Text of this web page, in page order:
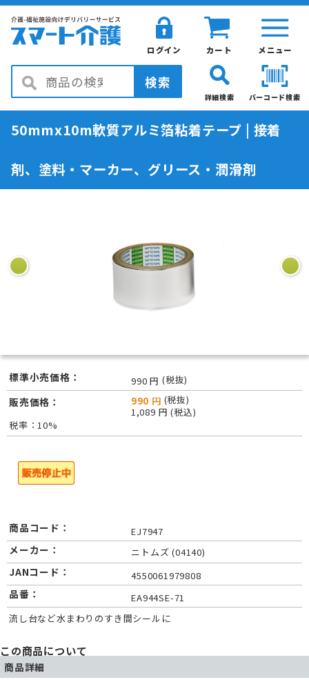
メニュー
カート
ログイン
検索
バーコード検索
詳細検索
50mmx10m軟質アルミ箔粘着テープ | 接着
剤、塗料・マーカー、グリース・潤滑剤
標準小売価格： 990 円 (税抜)
販売価格： 990 円 (税抜)
1,089 円 (税込)
税率：10%
商品コード： EJ7947
メーカー： ニトムズ (04140)
JANコード： 4550061979808
品番：
EA944SE-71
流し台など水まわりのすき間シールに
この商品について
商品詳細